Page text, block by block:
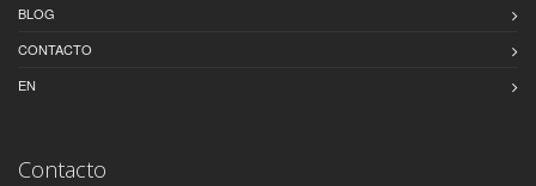
BLOG
CONTACTO
EN
Contacto